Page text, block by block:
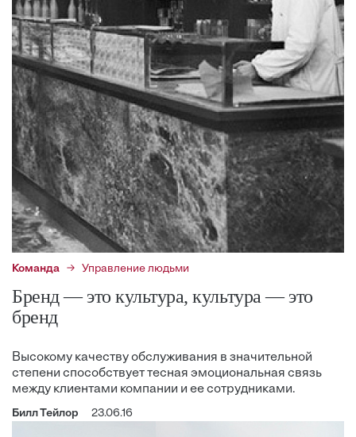
Команда Управление людьми
Бренд — это культура, культура — это
бренд
Высокому качеству обслуживания в значительной
степени способствует тесная эмоциональная связь
между клиентами компании и ее сотрудниками.
Билл Тейлор 23.06.16